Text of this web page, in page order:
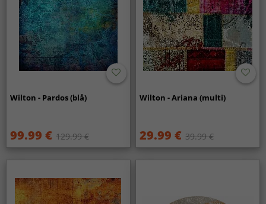
Wilton - Pardos (blå)
99.99 € 129.99 €
Wilton - Ariana (multi)
29.99 € 39.99 €